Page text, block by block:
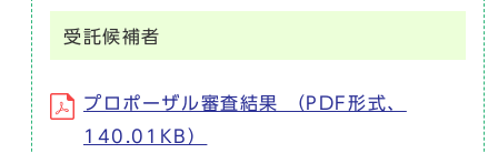
受託候補者
プロポーザル審査結果 （PDF形式、
140.01KB）